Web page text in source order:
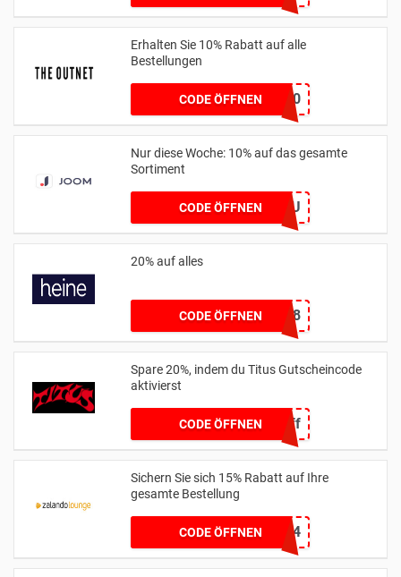
Erhalten Sie 10% Rabatt auf alle
Bestellungen
CODE ÖFFNEN
GIFTFORYOU10
Nur diese Woche: 10% auf das gesamte
Sortiment
CODE ÖFFNEN
PROMKODRU
20% auf alles
CODE ÖFFNEN11258
Spare 20%, indem du Titus Gutscheincode
aktivierst
CODE ÖFFNEN 20off
Sichern Sie sich 15% Rabatt auf Ihre
gesamte Bestellung
CODE ÖFFNEN
EXTRA15JUNE24